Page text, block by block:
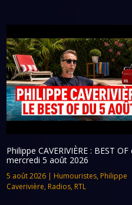
Philippe CAVERIVIÈRE : BEST OF
mercredi 5 août 2026
5 août 2026| Humouristes, Philippe
Caverivière, Radios, RTL